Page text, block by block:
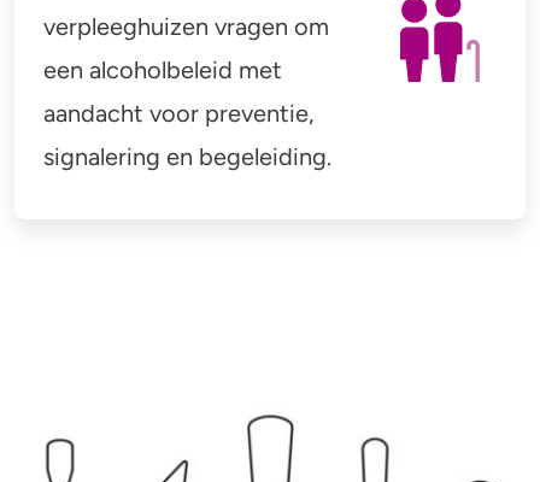
verpleeghuizen vragen om
een alcoholbeleid met
aandacht voor preventie,
signalering en begeleiding.